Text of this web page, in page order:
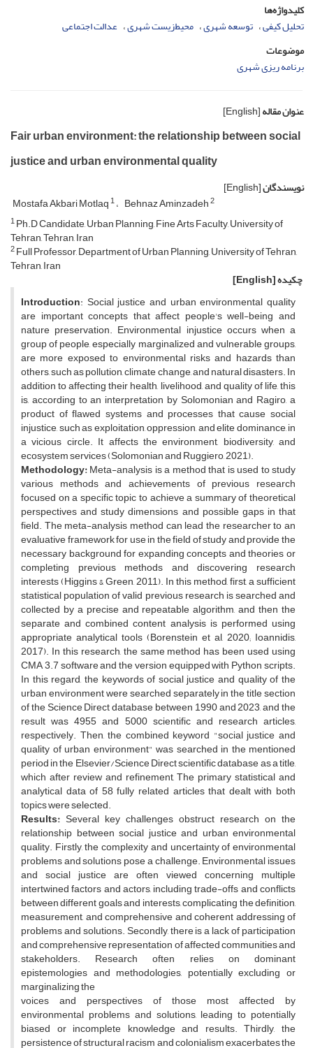
کلیدواژه‌ها
تحلیل کیفی توسعه شهری محیط‌زیست شهری عدالت اجتماعی
موضوعات
برنامه ریزی شهری
عنوان مقاله[English]
Fair urban environment: the relationship between social
justice and urban environmental quality
نویسندگان[English]
Mostafa Akbari Motlaq1 Behnaz Aminzadeh2
1Ph.D Candidate, Urban Planning, Fine Arts Faculty, University of
Tehran, Tehran, Iran
2Full Professor, Department of Urban Planning, University of Tehran,
Tehran, Iran
چکیده[English]
Introduction: Social justice and urban environmental quality
are important concepts that affect people's well-being and
nature preservation. Environmental injustice occurs when a
group of people, especially marginalized and vulnerable groups,
are more exposed to environmental risks and hazards than
others, such as pollution, climate change, and natural disasters. In
addition to affecting their health, livelihood, and quality of life, this
is, according to an interpretation by Solomonian and Ragiro, a
product of flawed systems and processes that cause social
injustice, such as exploitation, oppression, and elite dominance, in
a vicious circle. It affects the environment, biodiversity, and
ecosystem services (Solomonian and Ruggiero, 2021).
Methodology:Meta-analysis is a method that is used to study
various methods and achievements of previous research
focused on a specific topic to achieve a summary of theoretical
perspectives and study dimensions and possible gaps in that
field. The meta-analysis method can lead the researcher to an
evaluative framework for use in the field of study and provide the
necessary background for expanding concepts and theories or
completing previous methods and discovering research
interests (Higgins & Green, 2011). In this method, first, a sufficient
statistical population of valid previous research is searched and
collected by a precise and repeatable algorithm, and then the
separate and combined content analysis is performed using
appropriate analytical tools (Borenstein et al, 2020; Ioannidis,
2017). In this research, the same method has been used using
CMA 3.7 software and the version equipped with Python scripts.
In this regard, the keywords of social justice and quality of the
urban environment were searched separately in the title section
of the Science Direct database between 1990 and 2023, and the
result was 4955 and 5000 scientific and research articles,
respectively. Then, the combined keyword "social justice and
quality of urban environment" was searched in the mentioned
period in the Elsevier/Science Direct scientific database as a title,
which after review and refinement, The primary statistical and
analytical data of 58 fully related articles that dealt with both
topics were selected.
Results: Several key challenges obstruct research on the
relationship between social justice and urban environmental
quality. Firstly, the complexity and uncertainty of environmental
problems and solutions pose a challenge. Environmental issues
and social justice are often viewed concerning multiple
intertwined factors and actors, including trade-offs and conflicts
between different goals and interests, complicating the definition,
measurement, and comprehensive and coherent addressing of
problems and solutions. Secondly, there is a lack of participation
and comprehensive representation of affected communities and
stakeholders. Research often relies on dominant
epistemologies and methodologies, potentially excluding or
marginalizing the
voices and perspectives of those most affected by
environmental problems and solutions, leading to potentially
biased or incomplete knowledge and results. Thirdly, the
persistence of structural racism and colonialism exacerbates the